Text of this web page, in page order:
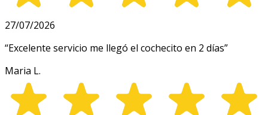
27/07/2026
“Excelente servicio me llegó el cochecito en 2 días”
Maria L.